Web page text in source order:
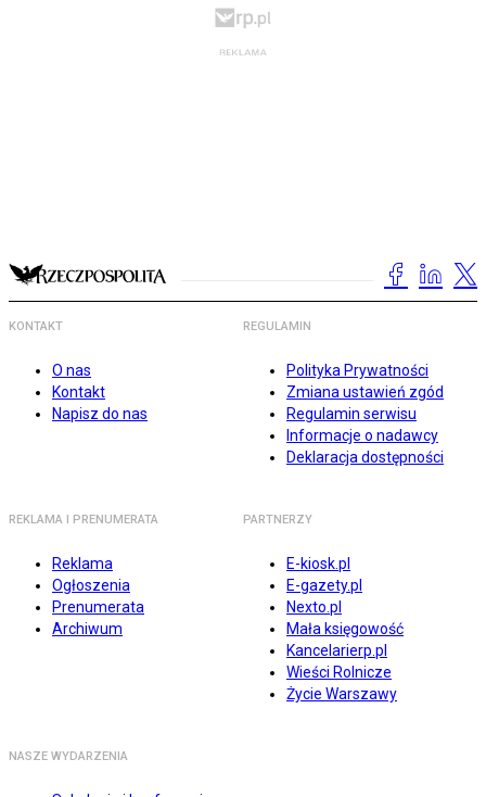
KONTAKT
O nas
Kontakt
Napisz do nas
REGULAMIN
Polityka Prywatności
Zmiana ustawień zgód
Regulamin serwisu
Informacje o nadawcy
Deklaracja dostępności
REKLAMA I PRENUMERATA
Reklama
Ogłoszenia
Prenumerata
Archiwum
PARTNERZY
E-kiosk.pl
E-gazety.pl
Nexto.pl
Mała księgowość
Kancelarierp.pl
Wieści Rolnicze
Życie Warszawy
NASZE WYDARZENIA